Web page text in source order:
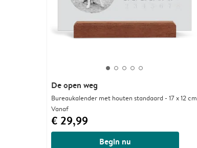
De open weg
Bureaukalender met houten standaard - 17 x 12 cm
Vanaf
€ 29,99
Begin nu